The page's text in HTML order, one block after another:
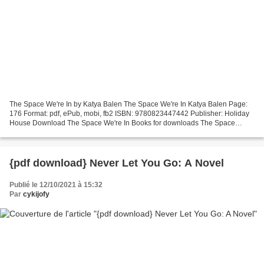
The Space We're In by Katya Balen The Space We're In Katya Balen Page:
176 Format: pdf, ePub, mobi, fb2 ISBN: 9780823447442 Publisher: Holiday
House Download The Space We're In Books for downloads The Space
{pdf download} Never Let You Go: A Novel
Publié le 12/10/2021 à 15:32
Par cykijofy